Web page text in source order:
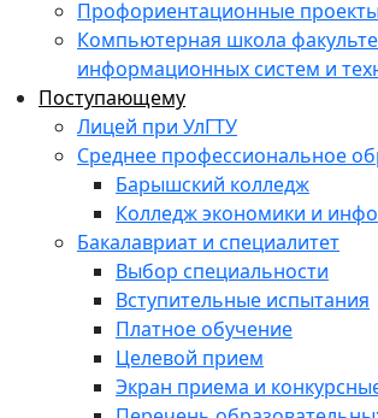
Профориентационные
Компьютерная школа
информационных систем и
Поступающему
Лицей при УлГТУ
Среднее профессиональное
Барышский колледж
Колледж экономики и
Бакалавриат и специалитет
Выбор специальности
Вступительные испытания
Платное обучение
Целевой прием
Экран приема и